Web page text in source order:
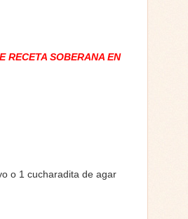
RECETA SOBERANA EN
o 1 cucharadita de agar